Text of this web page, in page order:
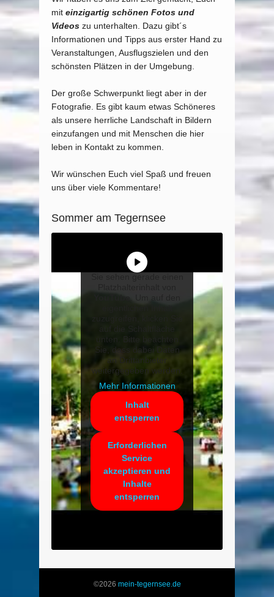
mit einzigartig schönen Fotos und
Videos zu unterhalten. Dazu gibt´s
Informationen und Tipps aus erster Hand zu
Veranstaltungen, Ausflugszielen und den
schönsten Plätzen in der Umgebung.
Der große Schwerpunkt liegt aber in der
Fotografie. Es gibt kaum etwas Schöneres
als unsere herrliche Landschaft in Bildern
einzufangen und mit Menschen die hier
leben in Kontakt zu kommen.
Wir wünschen Euch viel Spaß und freuen
uns über viele Kommentare!
Sommer am Tegernsee
YouTube
unten. Bitte beachten
Sie, dass dabei Daten
an Drittanbieter
weitergegeben werden.
Mehr Informationen
Inhalt
entsperren
Erforderlichen
Service
akzeptieren und
Inhalte
entsperren
©2026 mein-tegernsee.de